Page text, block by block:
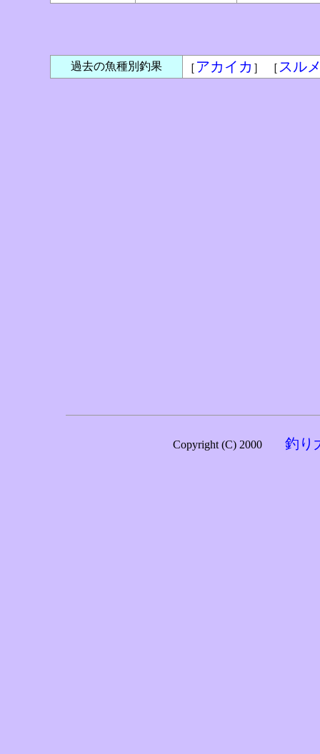
過去の魚種別釣果 ［ アカイカ ］ ［ スル
Copyright (C) 2000 釣り